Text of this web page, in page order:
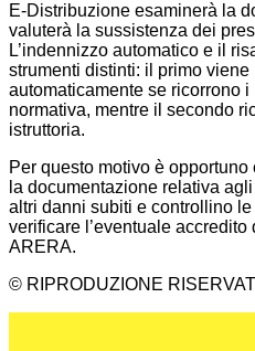
E-Distribuzione esaminerà la
valuterà la sussistenza dei
L’indennizzo automatico e il
strumenti distinti: il primo viene
automaticamente se ricorrono
normativa, mentre il secondo
istruttoria.
Per questo motivo è
la documentazione relativa
altri danni subiti e controllino
verificare l’eventuale
ARERA.
© RIPRODUZIONE